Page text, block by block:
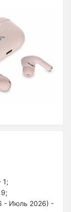
1;
- Июль 2026) -